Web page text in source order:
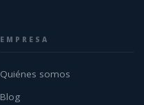
EMPRESA
Quiénes somos
Blog